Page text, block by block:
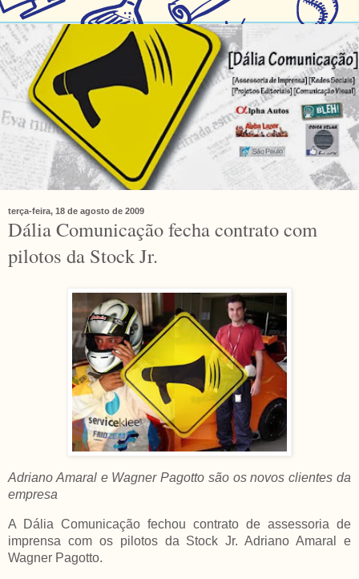
terça-feira, 18 de agosto de 2009
Dália Comunicação fecha contrato com
pilotos da Stock Jr.
Adriano Amaral e WagnerPagotto são os novos clientes da
empresa
A Dália Comunicação fechou contrato de assessoria de
imprensa com os pilotos da Stock Jr. AdrianoAmaral e
Wagner Pagotto.